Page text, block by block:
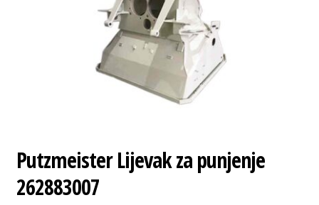
Putzmeister Lijevak za punjenje
262883007